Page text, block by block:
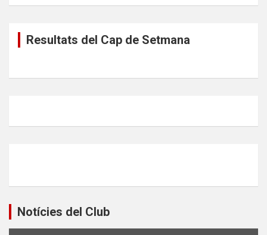
Resultats del Cap de Setmana
Notícies del Club